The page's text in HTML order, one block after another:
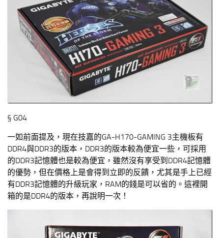
§ G04
一如前面提及，現在技嘉的GA-H170-GAMING 3主機板有
DDR4與DDR3的版本，DDR3的版本較為便宜一些，可採用
的DDR3記憶體也是較為便宜，雖然沒有享受到DDR4記憶體
的優勢，但在價格上是會得到立即的反饋，尤其是手上已經
有DDR3記憶體的升級玩家，RAM的錢是可以省的。這裡開
箱的是DDR4的版本，再說明一次！